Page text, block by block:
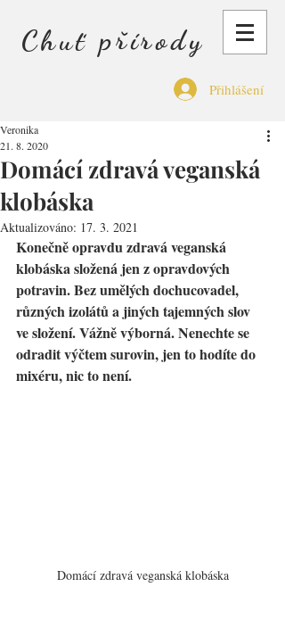
Chuť přírody
Přihlášení
Domácí zdravá veganská
klobáska
Veronika
21. 8. 2020
Aktualizováno: 17. 3. 2021
Konečně opravdu zdravá veganská
klobáska složená jen z opravdových
potravin. Bez umělých dochucovadel,
různých izolátů a jiných tajemných slov
ve složení. Vážně výborná. Nenechte se
odradit výčtem surovin, jen to hodíte do
mixéru, nic to není.
Domácí zdravá veganská klobáska